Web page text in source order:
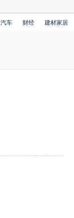
汽车 财经 建材家居